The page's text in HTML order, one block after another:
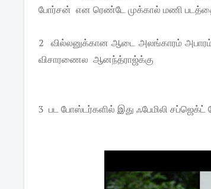
போர்சன் என ரெண்டே முக்கால் மணி படத்தை
2 வில்லனுக்கான ஆடை அலங்காரம் அபாரம்
விசாரணைல ஆனந்த்ராஜ்க்கு
3 பட போஸ்டர்களில் இது ஃபேமிலி